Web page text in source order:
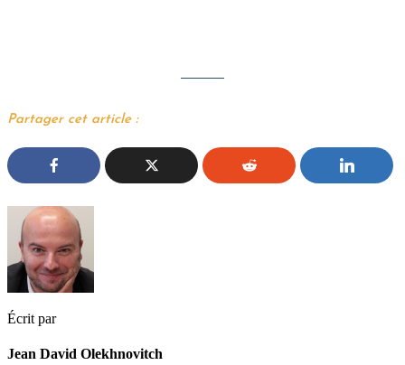
Partager cet article :
Écrit par
Jean David Olekhnovitch